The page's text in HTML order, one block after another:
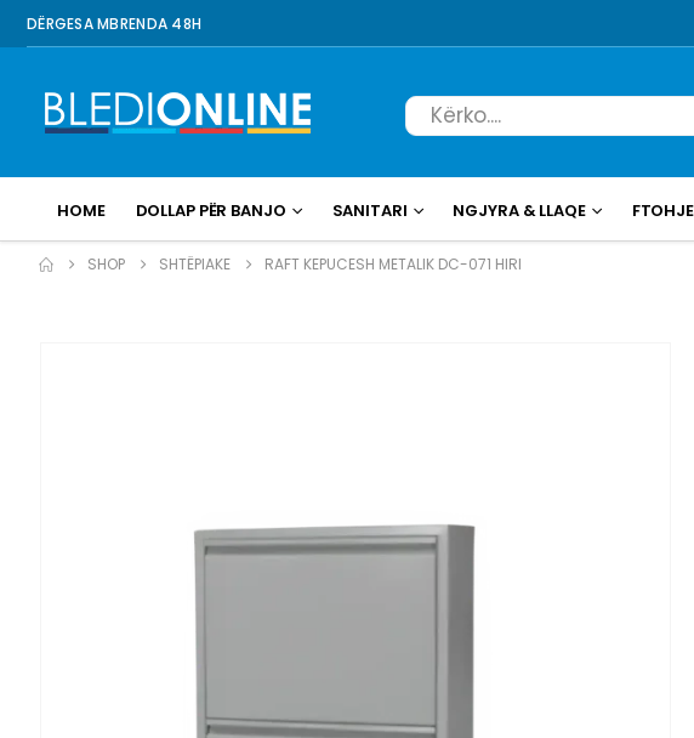
DËRGESA MBRENDA 48H
HOME DOLLAP PËR BANJO SANITARI NGJYRA & LLAQE
SHOP SHTËPIAKE RAFT KEPUCESH METALIK DC-071 HIRI